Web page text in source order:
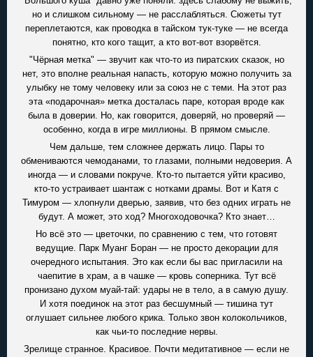
но и слишком сильному — не расслабляться. Сюжеты тут
переплетаются, как проводка в тайском тук-туке — не всегда
понятно, кто кого тащит, а кто вот-вот взорвётся.
"Чёрная метка" — звучит как что-то из пиратских сказок, но
нет, это вполне реальная напасть, которую можно получить за
улыбку не тому человеку или за союз не с теми. На этот раз
эта «подарочная» метка досталась паре, которая вроде как
была в доверии. Но, как говорится, доверяй, но проверяй —
особенно, когда в игре миллионы. В прямом смысле.
Чем дальше, тем сложнее держать лицо. Пары то
обмениваются чемоданами, то глазами, полными недоверия. А
иногда — и словами покруче. Кто-то пытается уйти красиво,
кто-то устраивает шантаж с нотками драмы. Вот и Катя с
Тимуром — хлопнули дверью, заявив, что без одних играть не
будут. А может, это ход? Многоходовочка? Кто знает…
Но всё это — цветочки, по сравнению с тем, что готовят
ведущие. Парк Муанг Боран — не просто декорации для
очередного испытания. Это как если бы вас пригласили на
чаепитие в храм, а в чашке — кровь соперника. Тут всё
пронизано духом муай-тай: удары не в тело, а в самую душу.
И хотя поединок на этот раз бесшумный — тишина тут
оглушает сильнее любого крика. Только звон колокольчиков,
как чьи-то последние нервы.
Зрелище странное. Красивое. Почти медитативное — если не